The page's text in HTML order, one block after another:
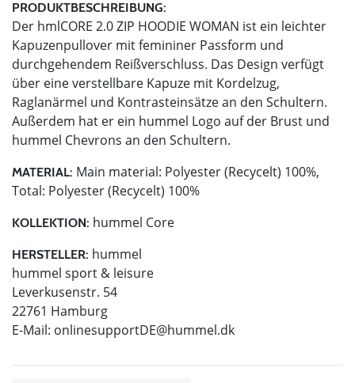
PRODUKTBESCHREIBUNG:
Der hmlCORE 2.0 ZIP HOODIE WOMAN ist ein leichter
Kapuzenpullover mit femininer Passform und
durchgehendem Reißverschluss. Das Design verfügt
über eine verstellbare Kapuze mit Kordelzug,
Raglanärmel und Kontrasteinsätze an den Schultern.
Außerdem hat er ein hummel Logo auf der Brust und
hummel Chevrons an den Schultern.
MATERIAL: Main material: Polyester (Recycelt) 100%,
Total: Polyester (Recycelt) 100%
KOLLEKTION: hummel Core
HERSTELLER: hummel
hummel sport & leisure
Leverkusenstr. 54
22761 Hamburg
E-Mail: onlinesupportDE@hummel.dk